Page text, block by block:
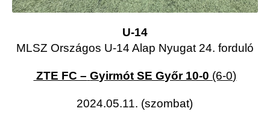
U-14
MLSZ Országos U-14 Alap Nyugat 24. forduló
ZTE FC – Gyirmót SE Győr 10-0 (6-0)
2024.05.11. (szombat)